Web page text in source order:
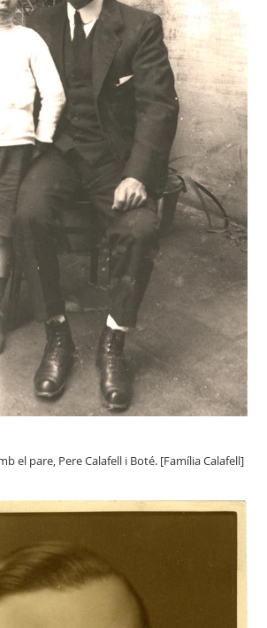
el pare, Pere Calafell i Boté. [Família Calafell]